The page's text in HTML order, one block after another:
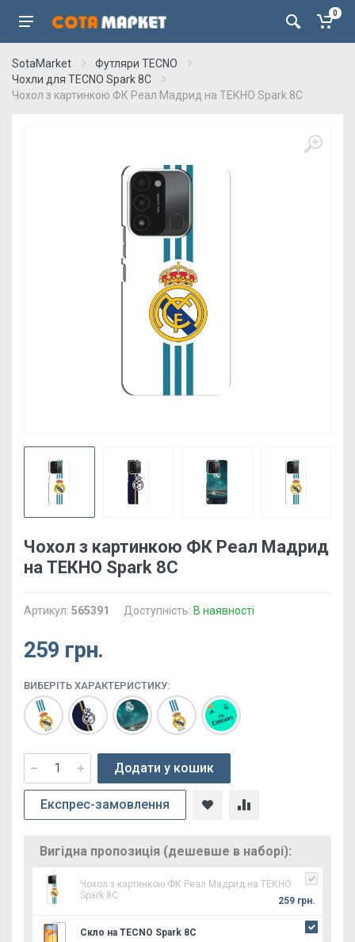
0
SotaMarket
Футляри TECNO
Чохли для TECNO Spark 8C
Чохол з картинкою ФК Реал Мадрид на ТЕКНО Spark 8C
Чохол з картинкою ФК Реал Мадрид
на ТЕКНО Spark 8C
Артикул: 565391 Доступність: В наявності
259 грн.
ВИБЕРІТЬ ХАРАКТЕРИСТИКУ:
Додати у кошик
Експрес-замовлення
Вигідна пропозиція (дешевше в наборі):
Чохол з картинкою ФК Реал Мадрид на ТЕКНО
Spark 8C
259 грн.
Скло на TECNO Spark 8C